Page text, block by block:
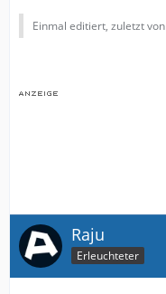
Einmal editiert, zuletzt von
Raju
Erleuchteter